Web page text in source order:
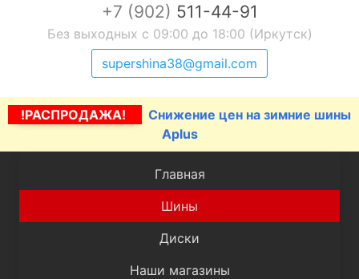
+7 (902) 511-44-91
Без выходных с 09:00 до 18:00 (Иркутск)
supershina38@gmail.com
!РАСПРОДАЖА!
Снижение цен на зимние шины
Aplus
Главная
Шины
Диски
Наши магазины